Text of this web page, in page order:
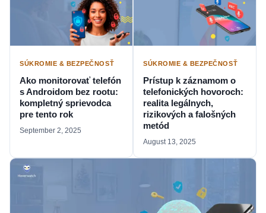
SÚKROMIE & BEZPEČNOSŤ
Ako monitorovať telefón
s Androidom bez rootu:
kompletný sprievodca
pre tento rok
September 2, 2025
SÚKROMIE & BEZPEČNOSŤ
Prístup k záznamom o
telefonických hovoroch:
realita legálnych,
rizikových a falošných
metód
August 13, 2025